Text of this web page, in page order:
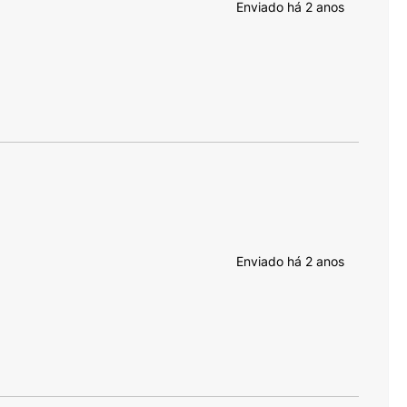
Enviado há 2 anos
Enviado há 2 anos